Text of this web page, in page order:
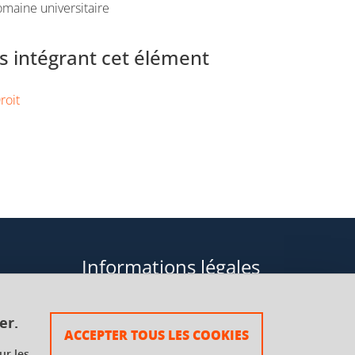
ACCEPTER TOUS LES COOKIES
universitaire
intégrant cet élément
Informations légales
Plan du site